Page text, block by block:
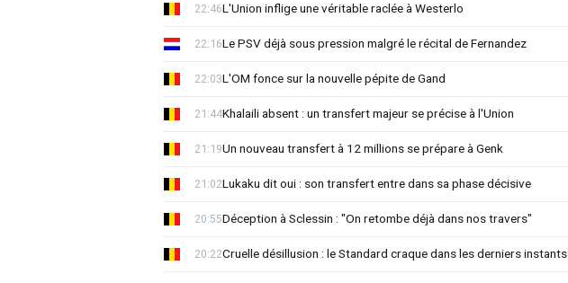
L'Union inflige une véritable raclée à Westerlo
22:46
Le PSV déjà sous pression malgré le récital de Fernandez
22:16
L'OM fonce sur la nouvelle pépite de Gand
22:03
Khalaili absent : un transfert majeur se précise à l'Union
21:44
Un nouveau transfert à 12 millions se prépare à Genk
21:19
Lukaku dit oui : son transfert entre dans sa phase décisive
21:02
Déception à Sclessin : "On retombe déjà dans nos travers"
20:55
Cruelle désillusion : le Standard craque dans les derniers instants
20:22